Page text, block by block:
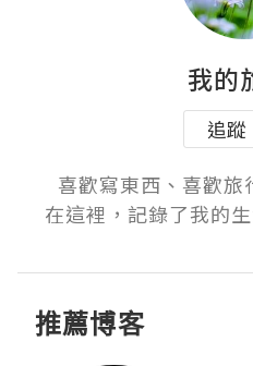
我的
追蹤
喜歡寫東西、喜歡旅
在這裡，記錄了我的
推薦博客